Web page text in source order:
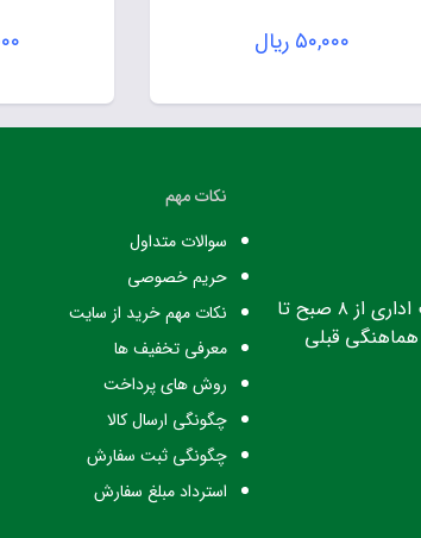
۵۰,۰۰۰ ریال
ساعت کاری: ساعت اداری از ۸ صبح تا
نکات مهم
سوالات متداول
حریم خصوصی
نکات مهم خرید از سایت
معرفی تخفیف ها
روش های پرداخت
چگونگی ارسال کالا
چگونگی ثبت سفارش
استرداد مبلغ سفارش